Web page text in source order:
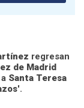
regresan
de Madrid
Santa Teresa
'.